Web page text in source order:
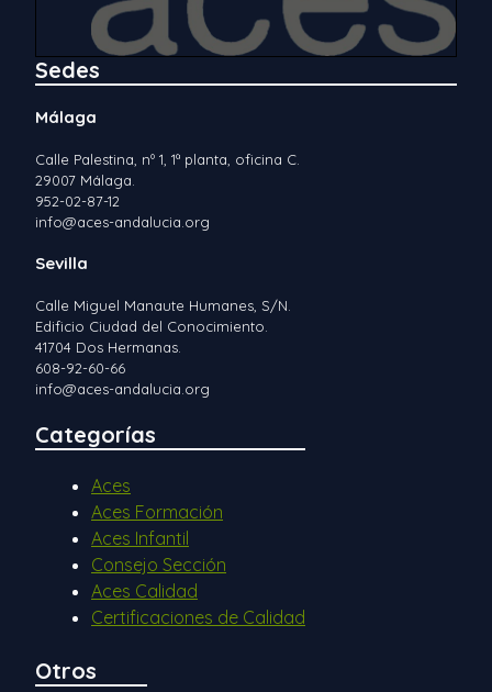
Sedes
Málaga
Calle Palestina, nº 1, 1ª planta, oficina C.
29007 Málaga.
952-02-87-12
info@aces-andalucia.org
Sevilla
Calle Miguel Manaute Humanes, S/N.
Edificio Ciudad del Conocimiento.
41704 Dos Hermanas.
608-92-60-66
info@aces-andalucia.org
Categorías
Aces
Aces Formación
Aces Infantil
Consejo Sección
Aces Calidad
Certificaciones de Calidad
Otros